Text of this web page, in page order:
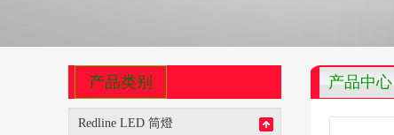
产品类别
Redline LED 筒燈
产品中心